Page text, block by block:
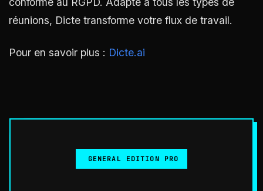
réunions, Dicte transforme votre flux de travail.
Pour en savoir plus : Dicte.ai
GENERAL EDITION PRO